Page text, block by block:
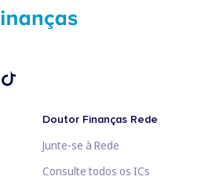
Doutor Finanças Rede
Junte-se à Rede
Consulte todos os ICs